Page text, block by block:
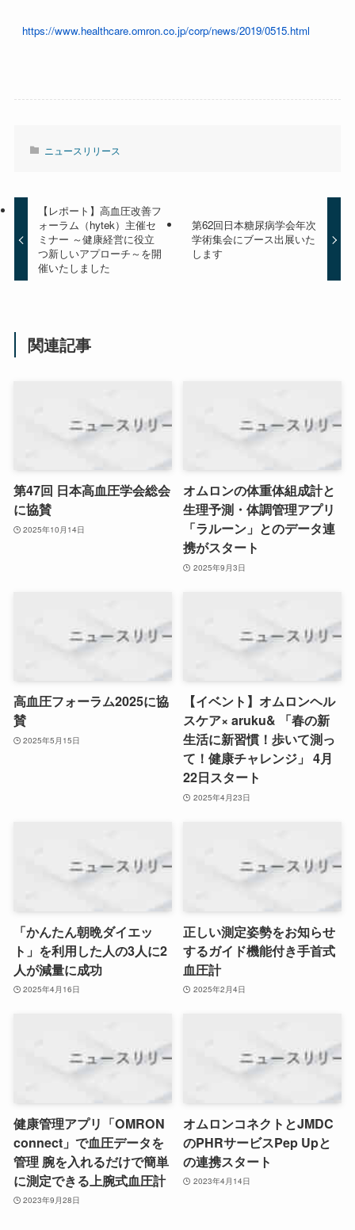
https://www.healthcare.omron.co.jp/corp/news/2019/0515.html
ニュースリリース
【レポート】高血圧改善フ
ォーラム（hytek）主催セ
ミナー ～健康経営に役立
つ新しいアプローチ～を開
催いたしました
第62回日本糖尿病学会年次
学術集会にブース出展いた
します
関連記事
第47回 日本高血圧学会総会
に協賛
2025年10月14日
オムロンの体重体組成計と
生理予測・体調管理アプリ
「ラルーン」とのデータ連
携がスタート
2025年9月3日
高血圧フォーラム2025に協
賛
2025年5月15日
【イベント】オムロンヘル
スケア× aruku& 「春の新
生活に新習慣！歩いて測っ
て！健康チャレンジ」 4月
22日スタート
2025年4月23日
「かんたん朝晩ダイエッ
ト」を利用した人の3人に2
人が減量に成功
2025年4月16日
正しい測定姿勢をお知らせ
するガイド機能付き手首式
血圧計
2025年2月4日
健康管理アプリ「OMRON
connect」で血圧データを
管理 腕を入れるだけで簡単
に測定できる上腕式血圧計
2023年9月28日
オムロンコネクトとJMDC
のPHRサービスPep Upと
の連携スタート
2023年4月14日